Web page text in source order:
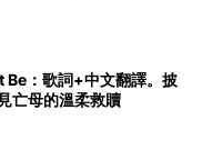
：歌詞+中文翻譯。披
亡母的溫柔救贖